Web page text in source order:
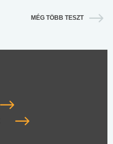
MÉG TÖBB TESZT